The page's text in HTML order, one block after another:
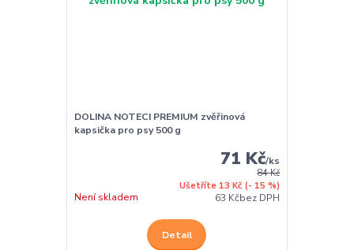
DOLINA NOTECI PREMIUM zvěřinová
kapsička pro psy 500 g
84 Kč
Ušetříte 13 Kč (- 15 %)
71 Kč/ks
63 Kčbez DPH
Není skladem
Detail